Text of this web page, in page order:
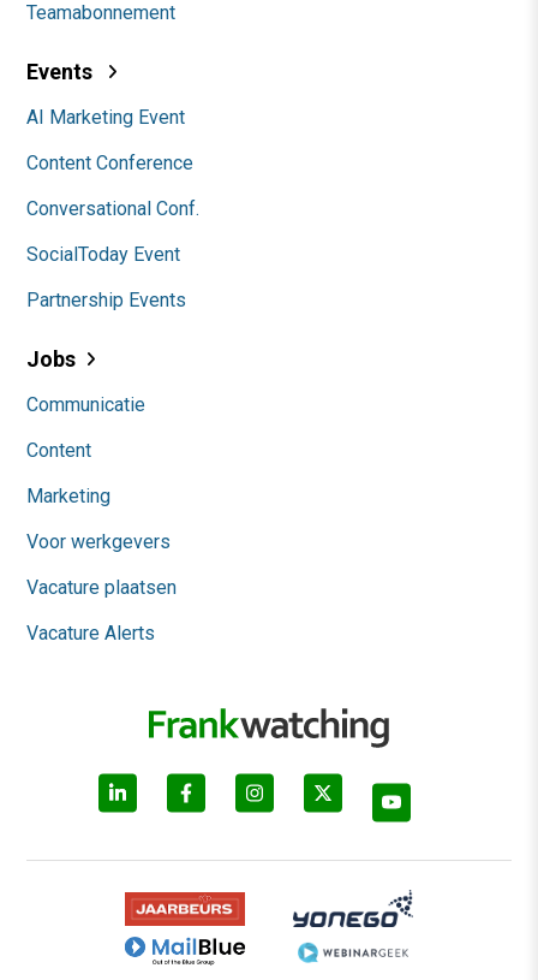
Teamabonnement
Events
AI Marketing Event
Content Conference
Conversational Conf.
SocialToday Event
Partnership Events
Jobs
Communicatie
Content
Marketing
Voor werkgevers
Vacature plaatsen
Vacature Alerts